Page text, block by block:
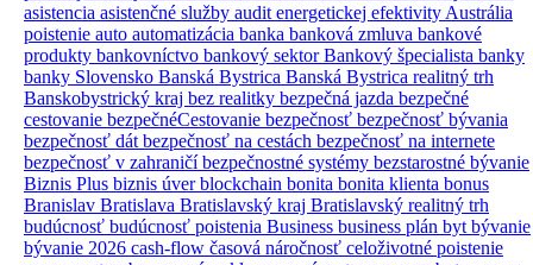
asistencia asistenčné služby audit energetickej efektivity Austrália
poistenie auto automatizácia banka banková zmluva bankové
produkty bankovníctvo bankový sektorBankový špecialista banky
banky Slovensko Banská Bystrica Banská Bystrica realitný trh
Banskobystrický kraj bez realitky bezpečná jazda bezpečné
cestovanie bezpečnéCestovanie bezpečnosť bezpečnosť bývania
bezpečnosť dát bezpečnosť na cestách bezpečnosť na internete
bezpečnosť v zahraničíbezpečnostné systémy bezstarostné bývanie
Biznis Plus biznis úverblockchain bonita bonita klienta bonus
Branislav Bratislava Bratislavský kraj Bratislavský realitný trh
budúcnosť budúcnosť poistenia Business business plán byt bývanie
bývanie 2026 cash-flow časová náročnosť celoživotné poistenie